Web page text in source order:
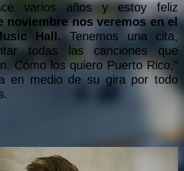
varios años y estoy feliz
noviembre nos veremos en el
Hall. Tenemos una cita,
todas las canciones que
Cómo los quiero Puerto Rico,”
en medio de su gira por todo